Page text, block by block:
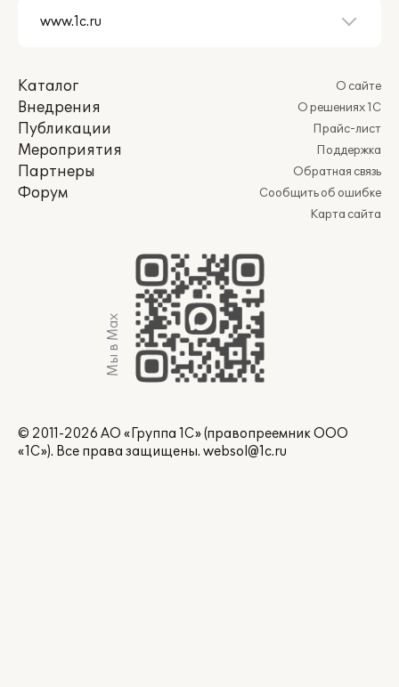
Каталог
Внедрения
Публикации
Мероприятия
Партнеры
Форум
О сайте
О решениях 1С
Прайс-лист
Поддержка
Обратная связь
Сообщить об ошибке
Карта сайта
Мы в Max
© 2011-2026 АО «Группа 1С» (правопреемник ООО
«1С»). Все права защищены. websol@1c.ru